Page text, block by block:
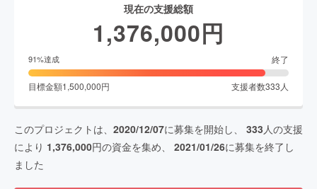
現在の支援総額
1,376,000円
91%達成 終了
目標金額1,500,000円 支援者数333 人
このプロジェクトは、 2020/12/07に募集を開始し、 333 人の支援
により 1,376,000円の資金を集め、 2021/01/26に募集を終了し
ました